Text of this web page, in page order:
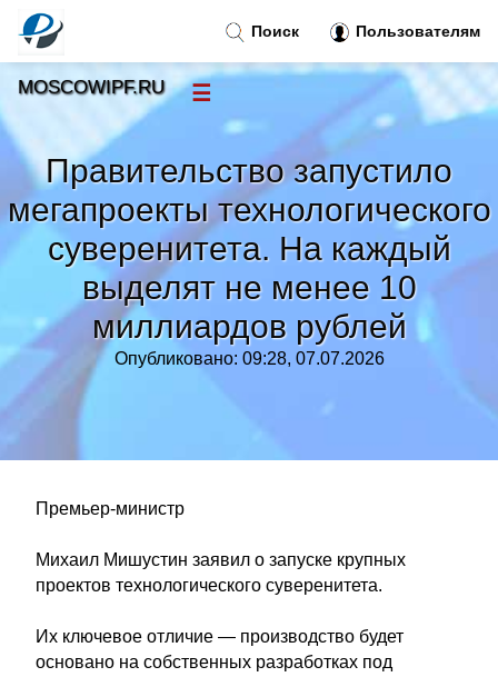
Правительство запустило
мегапроекты технологического
суверенитета. На каждый
выделят не менее 10
миллиардов рублей
Опубликовано: 09:28, 07.07.2026
Премьер-министр
Михаил Мишустин заявил о запуске крупных
проектов технологического суверенитета.
Их ключевое отличие — производство будет
основано на собственных разработках под
Поиск Пользователям
MOSCOWIPF.RU ☰
Тренды новостей»
Рубрики»
Правила »
Контакт